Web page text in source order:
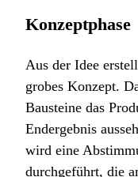
Konzeptphase
Aus der Idee
grobes Konzept.
Bausteine das
Endergebnis
wird eine
durchgeführt, die